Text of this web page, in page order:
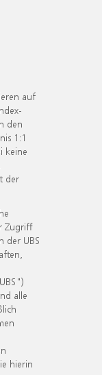
auf
den
1:1
keine
der
Zugriff
der UBS
alle
hierin